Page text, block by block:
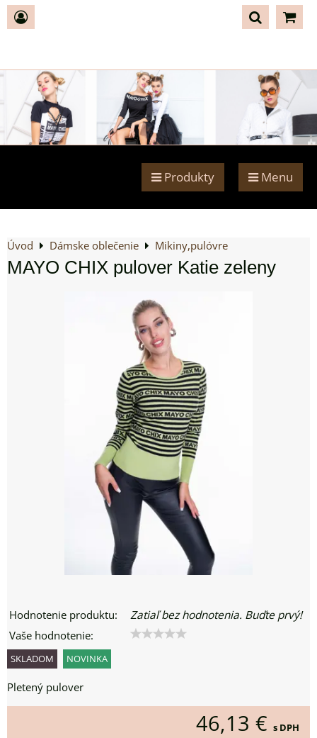
Produkty Menu
Úvod Dámske oblečenie Mikiny,pulóvre
MAYO CHIX pulover Katie zeleny
Hodnotenie produktu:
Zatiaľ bez hodnotenia. Buďte prvý!
Vaše hodnotenie:
SKLADOM NOVINKA
Pletený pulover
46,13 € s DPH